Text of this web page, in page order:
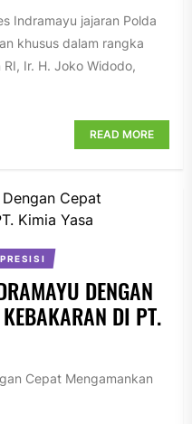
Indramayu jajaran Polda
khusus dalam rangka
Ir. H. Joko Widodo,
READ MORE
PRESISI
DENGAN
DI PT.
Cepat Mengamankan